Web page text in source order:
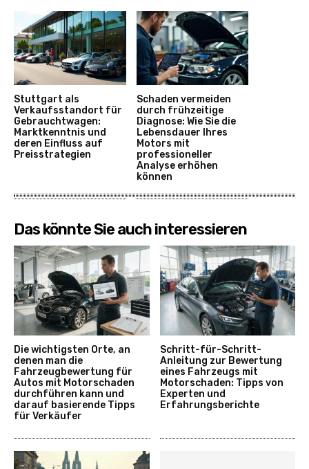
Stuttgart als
Verkaufsstandort für
Gebrauchtwagen:
Marktkenntnis und
deren Einfluss auf
Preisstrategien
Schaden vermeiden
durch frühzeitige
Diagnose: Wie Sie die
Lebensdauer Ihres
Motors mit
professioneller
Analyse erhöhen
können
Das könnte Sie auch interessieren
Die wichtigsten Orte, an
denen man die
Fahrzeugbewertung für
Autos mit Motorschaden
durchführen kann und
darauf basierende Tipps
für Verkäufer
Schritt-für-Schritt-
Anleitung zur Bewertung
eines Fahrzeugs mit
Motorschaden: Tipps von
Experten und
Erfahrungsberichte